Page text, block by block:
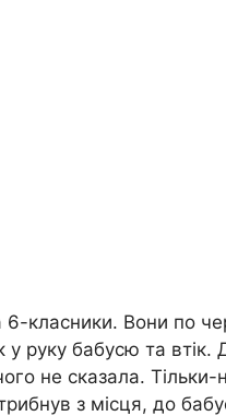
класники. Вони по
руку бабусю та втік.
не сказала. Тільки-
з місця, до